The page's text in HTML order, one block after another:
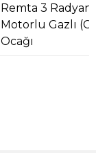
Remta 3
Motorlu Gazlı
Ocağı